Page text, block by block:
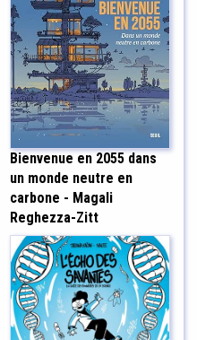
Bienvenue en 2055 dans
un monde neutre en
carbone - Magali
Reghezza-Zitt